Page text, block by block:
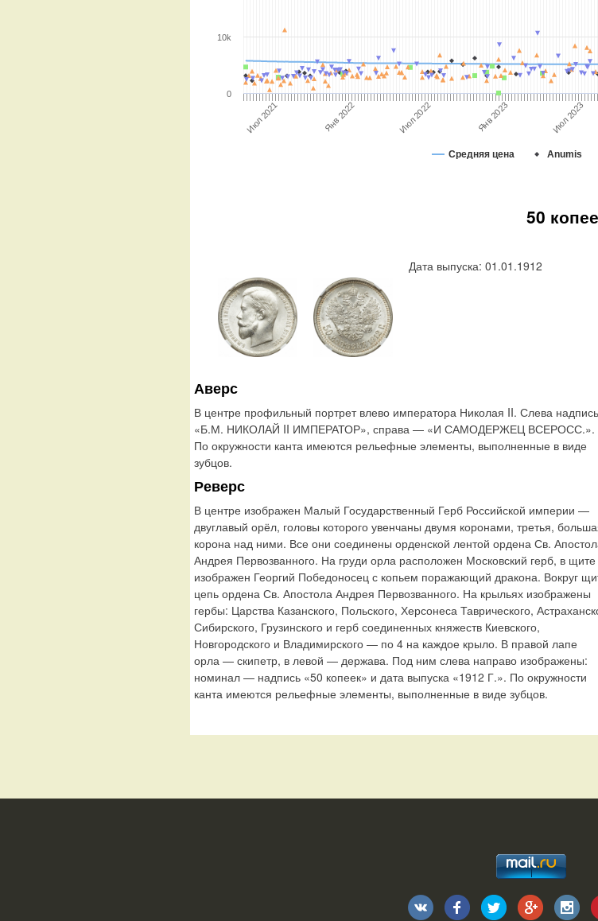
Средняя цена Anumis
Июл 2021 Янв 2022 Июл 2022 Янв 2023 Июл 2023
0
10k
50
Дата выпуска: 01.01.1912
Аверс
В центре профильный портрет влево императора Николая II. Слева надпись
«Б.М. НИКОЛАЙ II ИМПЕРАТОР», справа — «И САМОДЕРЖЕЦ ВСЕРОСС.».
По окружности канта имеются рельефные элементы, выполненные в виде
зубцов.
Реверс
В центре изображен Малый Государственный Герб Российской империи —
двуглавый орёл, головы которого увенчаны двумя коронами, третья,
корона над ними. Все они соединены орденской лентой ордена Св.
Андрея Первозванного. На груди орла расположен Московский герб, в щите
изображен Георгий Победоносец с копьем поражающий дракона. Вокруг
цепь ордена Св. Апостола Андрея Первозванного. На крыльях изображены
гербы: Царства Казанского, Польского, Херсонеса Таврического,
Сибирского, Грузинского и герб соединенных княжеств Киевского,
Новгородского и Владимирского — по 4 на каждое крыло. В правой лапе
орла — скипетр, в левой — держава. Под ним слева направо изображены:
номинал — надпись «50 копеек» и дата выпуска «1912 Г.». По окружности
канта имеются рельефные элементы, выполненные в виде зубцов.